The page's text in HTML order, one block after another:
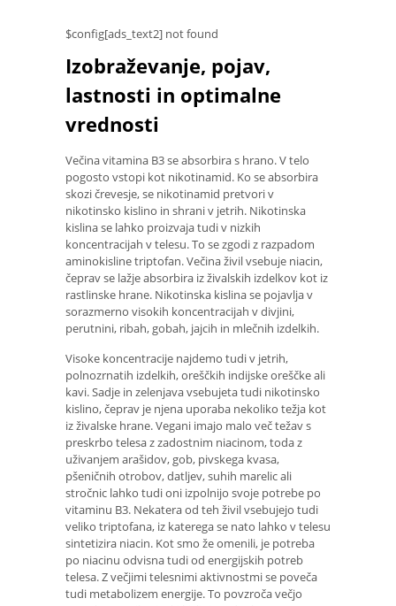
$config[ads_text2] not found
Izobraževanje, pojav,
lastnosti in optimalne
vrednosti
Večina vitamina B3 se absorbira s hrano. V telo
pogosto vstopi kot nikotinamid. Ko se absorbira
skozi črevesje, se nikotinamid pretvori v
nikotinsko kislino in shrani v jetrih. Nikotinska
kislina se lahko proizvaja tudi v nizkih
koncentracijah v telesu. To se zgodi z razpadom
aminokisline triptofan. Večina živil vsebuje niacin,
čeprav se lažje absorbira iz živalskih izdelkov kot iz
rastlinske hrane. Nikotinska kislina se pojavlja v
sorazmerno visokih koncentracijah v divjini,
perutnini, ribah, gobah, jajcih in mlečnih izdelkih.
Visoke koncentracije najdemo tudi v jetrih,
polnozrnatih izdelkih, oreščkih indijske oreščke ali
kavi. Sadje in zelenjava vsebujeta tudi nikotinsko
kislino, čeprav je njena uporaba nekoliko težja kot
iz živalske hrane. Vegani imajo malo več težav s
preskrbo telesa z zadostnim niacinom, toda z
uživanjem arašidov, gob, pivskega kvasa,
pšeničnih otrobov, datljev, suhih marelic ali
stročnic lahko tudi oni izpolnijo svoje potrebe po
vitaminu B3. Nekatera od teh živil vsebujejo tudi
veliko triptofana, iz katerega se nato lahko v telesu
sintetizira niacin. Kot smo že omenili, je potreba
po niacinu odvisna tudi od energijskih potreb
telesa. Z večjimi telesnimi aktivnostmi se poveča
tudi metabolizem energije. To povzroča večjo